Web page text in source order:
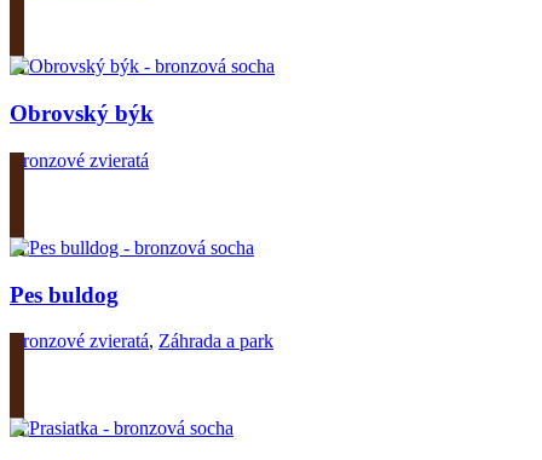
Obrovský býk
Bronzové zvieratá
Pes buldog
Bronzové zvieratá, Záhrada a park